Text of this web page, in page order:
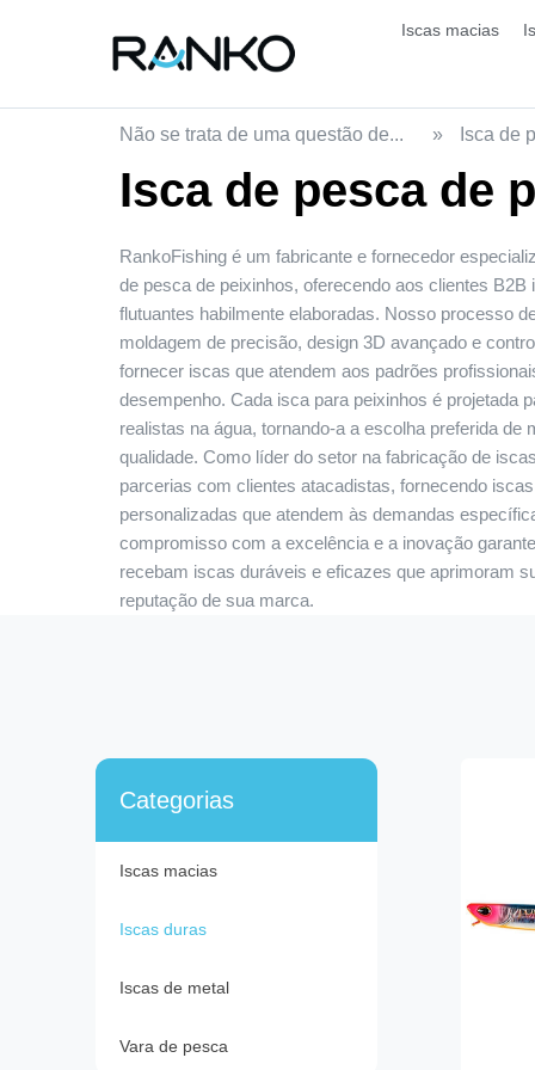
Iscas macias
Não se trata de uma questão de... » Isca de
Isca de pesca de
RankoFishing é um fabricante e fornecedor
de pesca de peixinhos, oferecendo aos clientes
flutuantes habilmente elaboradas. Nosso processo
moldagem de precisão, design 3D avançado e
fornecer iscas que atendem aos padrões
desempenho. Cada isca para peixinhos é projetada
realistas na água, tornando-a a escolha preferida de
qualidade. Como líder do setor na fabricação de
parcerias com clientes atacadistas, fornecendo
personalizadas que atendem às demandas
compromisso com a excelência e a inovação
recebam iscas duráveis e eficazes que aprimoram
reputação de sua marca.
Categorias
Iscas macias
Iscas duras
Iscas de metal
Vara de pesca